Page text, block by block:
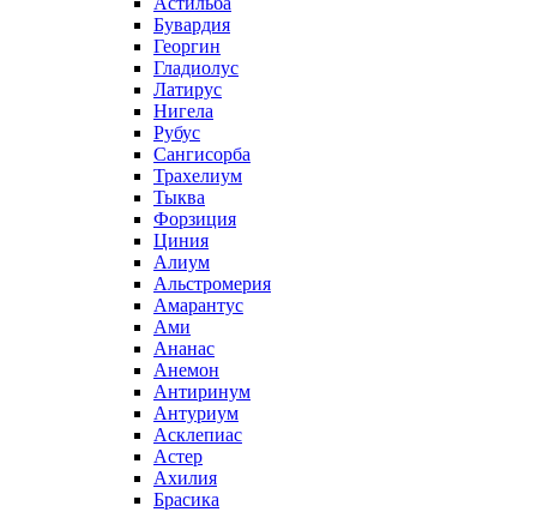
Бувардия
Георгин
Гладиолус
Латирус
Нигела
Рубус
Сангисорба
Трахелиум
Тыква
Форзиция
Циния
Алиум
Альстромерия
Амарантус
Ами
Ананас
Анемон
Антиринум
Антуриум
Асклепиас
Астер
Ахилия
Брасика